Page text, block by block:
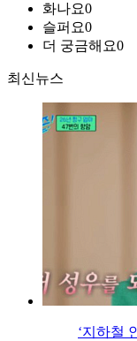
화나요0
슬퍼요0
더 궁금해요0
최신뉴스
‘지하철